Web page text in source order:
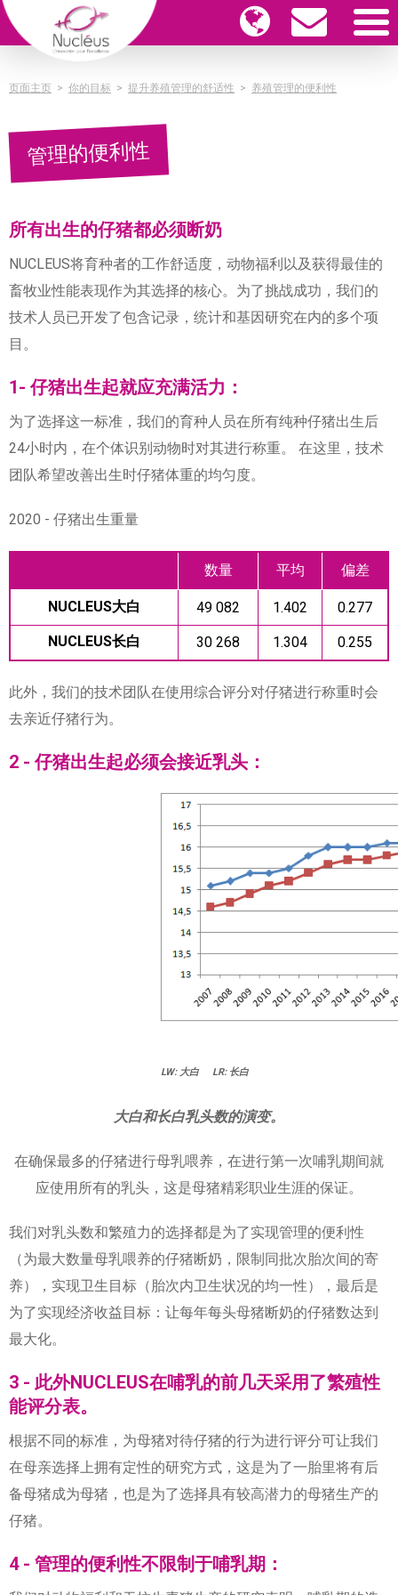
页面主页 > 你的目标 > 提升养殖管理的舒适性 > 养殖管理的便利性
管理的便利性
所有出生的仔猪都必须断奶
NUCLEUS将育种者的工作舒适度，动物福利以及获得最佳的
畜牧业性能表现作为其选择的核心。为了挑战成功，我们的
技术人员已开发了包含记录，统计和基因研究在内的多个项
目。
1- 仔猪出生起就应充满活力：
为了选择这一标准，我们的育种人员在所有纯种仔猪出生后
24小时内，在个体识别动物时对其进行称重。 在这里，技术
团队希望改善出生时仔猪体重的均匀度。
2020 - 仔猪出生重量
数量 平均 偏差
NUCLEUS大白 49 082 1.402
0.277
NUCLEUS长白
30 268 1.304 0.255
此外，我们的技术团队在使用综合评分对仔猪进行称重时会
去亲近仔猪行为。
2 - 仔猪出生起必须会接近乳头：
LW: 大白 LR: 长白
大白和长白乳头数的演变。
在确保最多的仔猪进行母乳喂养，在进行第一次哺乳期间就
应使用所有的乳头，这是母猪精彩职业生涯的保证。
我们对乳头数和繁殖力的选择都是为了实现管理的便利性
（为最大数量母乳喂养的仔猪断奶，限制同批次胎次间的寄
养），实现卫生目标（胎次内卫生状况的均一性），最后是
为了实现经济收益目标：让每年每头母猪断奶的仔猪数达到
最大化。
3 - 此外NUCLEUS在哺乳的前几天采用了繁殖性
能评分表。
根据不同的标准，为母猪对待仔猪的行为进行评分可让我们
在母亲选择上拥有定性的研究方式，这是为了一胎里将有后
备母猪成为母猪，也是为了选择具有较高潜力的母猪生产的
仔猪。
4 - 管理的便利性不限制于哺乳期：